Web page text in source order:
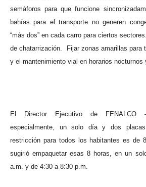
semáforos para que funcione
bahías para el transporte no generen
“más dos” en cada carro para ciertos sectores.
de chatarrización.
Fijar zonas amarillas para
y el mantenimiento vial en horarios nocturnos
El Director Ejecutivo de FENALCO
especialmente, un solo día y dos
restricción para todos los habitantes es de
sugirió empaquetar esas 8 horas, en un
a.m. y de 4:30 a 8:30 p.m.